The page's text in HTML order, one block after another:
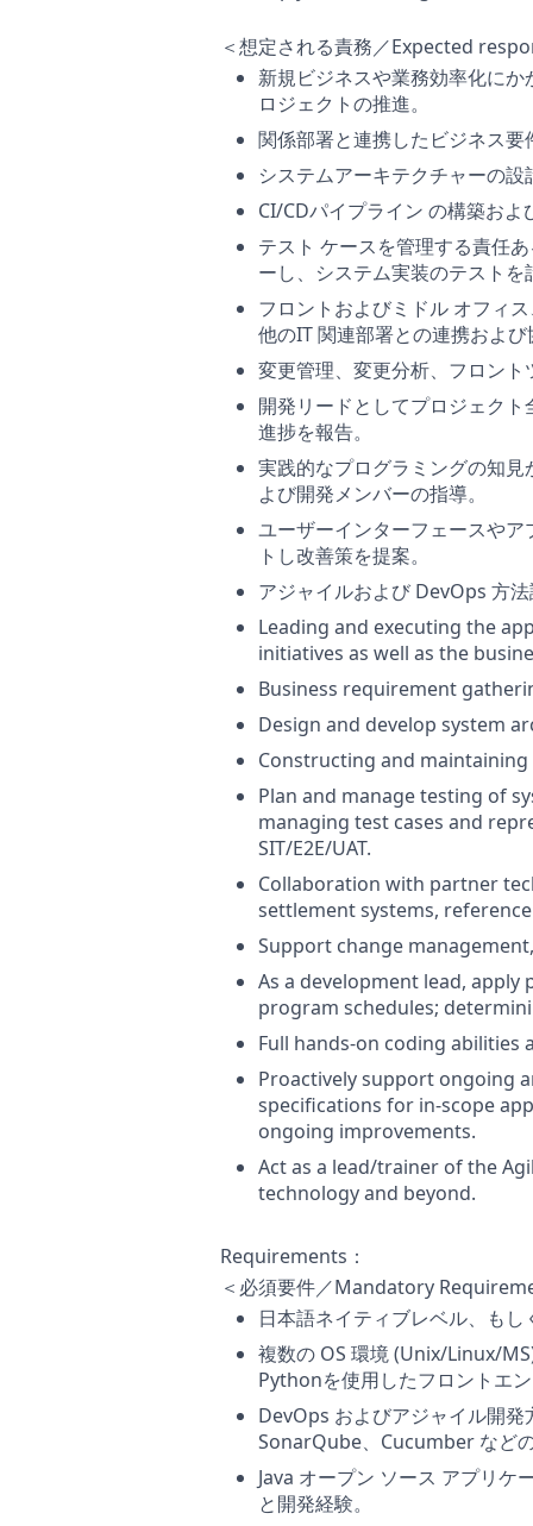
＜想定される責務／Expected
新規ビジネスや業務効率化に
ロジェクトの推進。
関係部署と連携したビジネス要
システムアーキテクチャーの
CI/CDパイプライン の構築およ
テスト ケースを管理する責任
ーし、システム実装のテストを
フロントおよびミドル オフィ
他のIT 関連部署との連携および
変更管理、変更分析、フロン
開発リードとしてプロジェク
進捗を報告。
実践的なプログラミングの知
よび開発メンバーの指導。
ユーザーインターフェースや
トし改善策を提案。
アジャイルおよび DevOps 方
Leading and executing the
initiatives as well as the
Business requirement
Design and develop system
Constructing and maintaining
Plan and manage testing of
managing test cases and
SIT/E2E/UAT.
Collaboration with partner
settlement systems,
Support change
As a development lead,
program schedules;
Full hands-on coding abilities
Proactively support ongoing
specifications for in-scope
ongoing improvements.
Act as a lead/trainer of the
technology and beyond.
Requirements：
＜必須要件／Mandatory
日本語ネイティブレベル、も
複数の OS 環境 (Unix/Linux/
Pythonを使用したフロントエ
DevOps およびアジャイル開
SonarQube、Cucumber など
Java オープン ソース アプリ
と開発経験。